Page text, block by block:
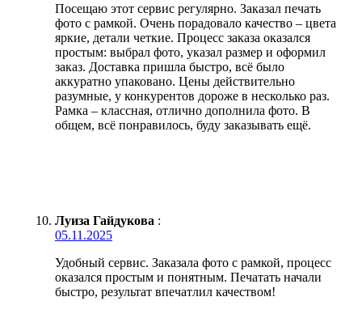
Посещаю этот сервис регулярно. Заказал печать
фото с рамкой. Очень порадовало качество – цвета
яркие, детали четкие. Процесс заказа оказался
простым: выбрал фото, указал размер и оформил
заказ. Доставка пришла быстро, всё было
аккуратно упаковано. Цены действительно
разумные, у конкурентов дороже в несколько раз.
Рамка – классная, отлично дополнила фото. В
общем, всё понравилось, буду заказывать ещё.
Луиза Гайдукова :
05.11.2025
Удобный сервис. Заказала фото с рамкой, процесс
оказался простым и понятным. Печатать начали
быстро, результат впечатлил качеством!